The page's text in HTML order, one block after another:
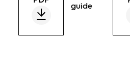
guide